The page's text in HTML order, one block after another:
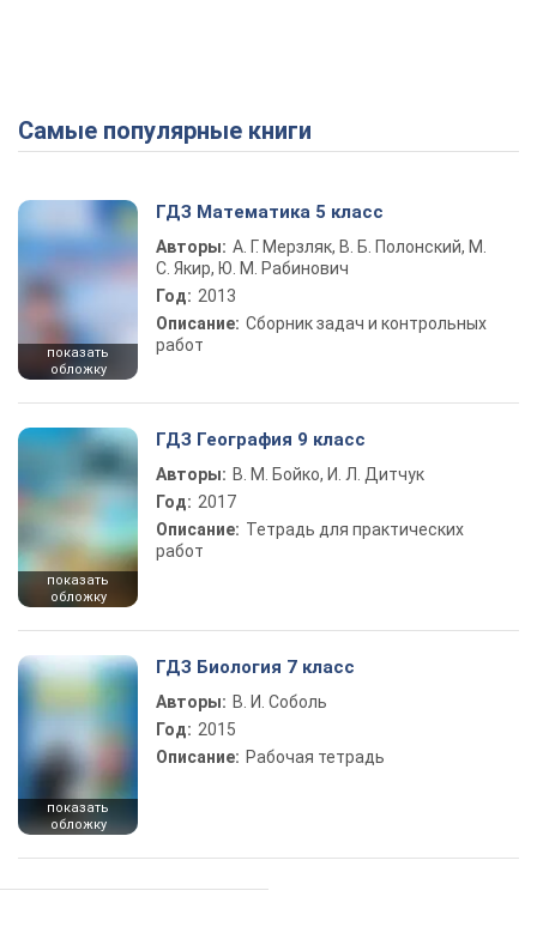
Самые популярные книги
показать
обложку
ГДЗ Математика 5 класс
Авторы: А. Г. Мерзляк, В. Б. Полонский, М.
С. Якир, Ю. М. Рабинович
Год: 2013
Описание: Сборник задач и контрольных
работ
показать
обложку
ГДЗ География 9 класс
Авторы: В. М. Бойко, И. Л. Дитчук
Год: 2017
Описание: Тетрадь для практических
работ
показать
обложку
ГДЗ Биология 7 класс
Авторы: В. И. Соболь
Год: 2015
Описание: Рабочая тетрадь